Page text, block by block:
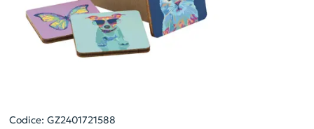
Codice: GZ2401721588